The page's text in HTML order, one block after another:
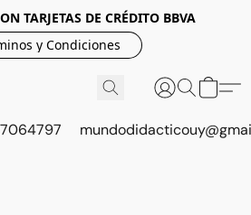
TARJETAS DE CRÉDITO BBVA
y Condiciones